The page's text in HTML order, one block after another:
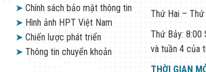
➤ Chính sách bảo mật thông tin
➤ Hình ảnh HPT Việt Nam
➤ Chiến lược phát triển
➤ Thông tin chuyển khoản
Thứ Hai – Thứ
Thứ Bảy: 8:00
và tuần 4 của
THỜI GIAN